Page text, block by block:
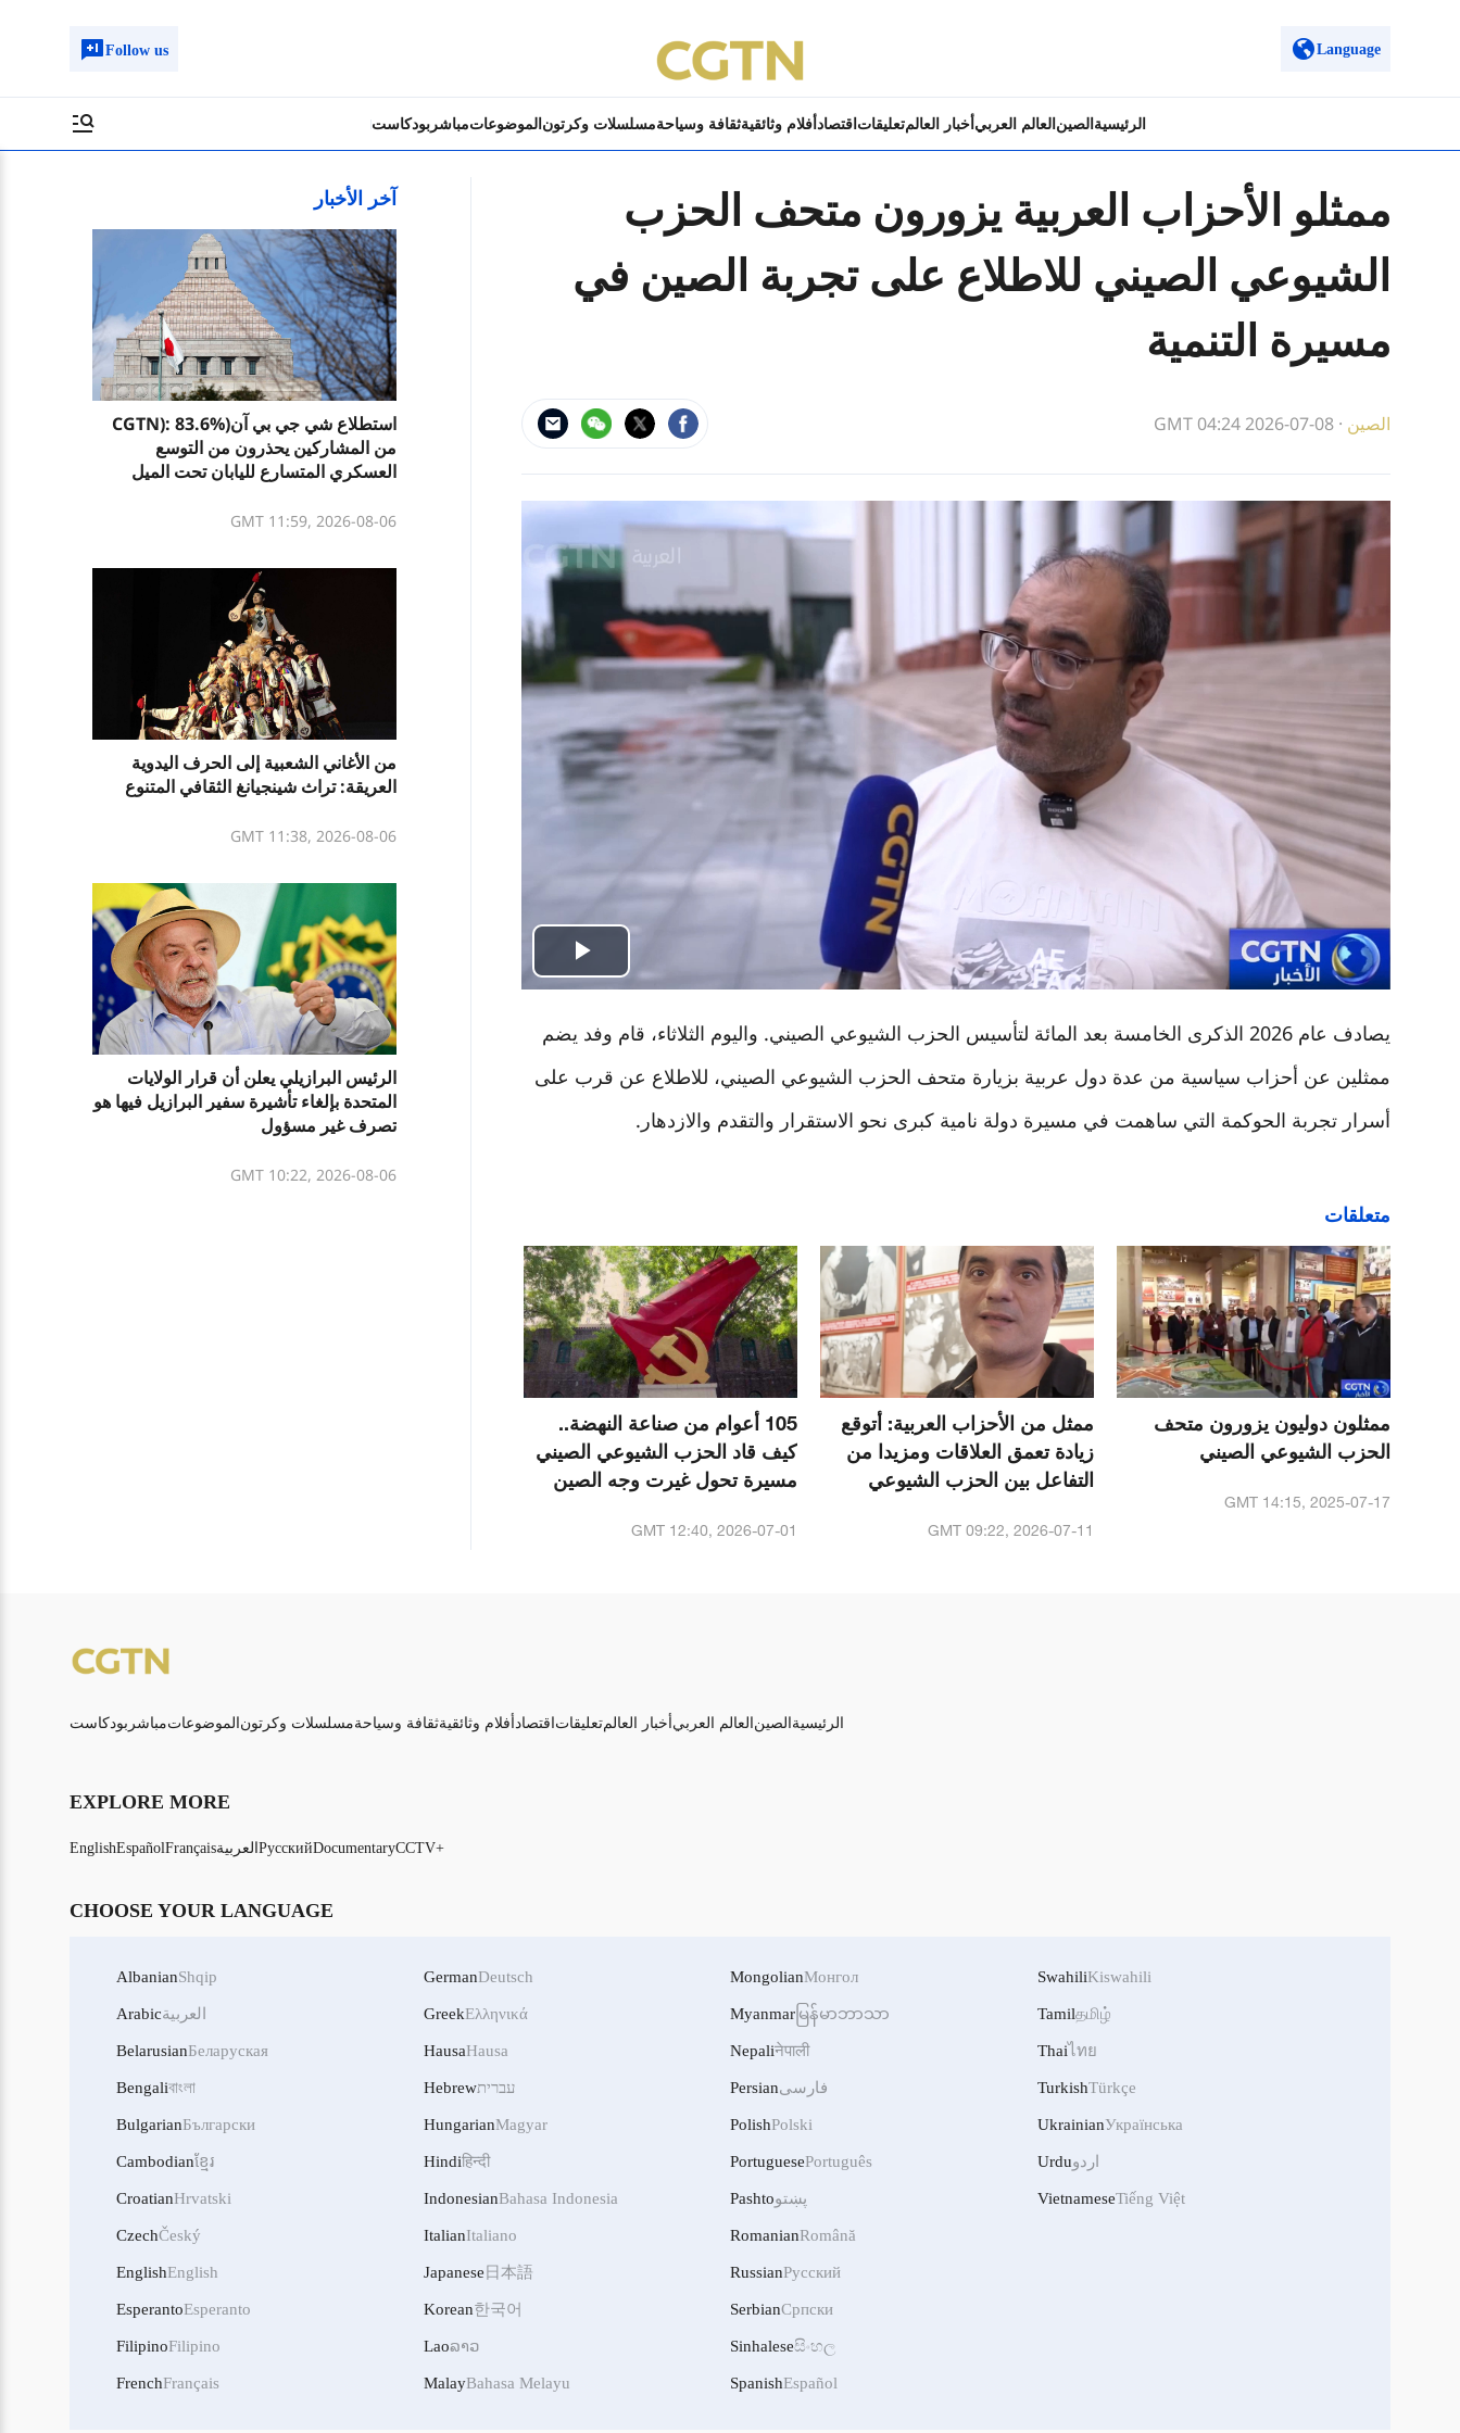
Language
Follow us
الرئيسية الصين العالم العربي أخبار العالمتعليقات اقتصاد أفلام وثائقيةثقافة وسياحةمسلسلات وكرتون الموضوعاتمباشربودكاست
ممثلو الأحزاب العربية يزورون متحف الحزب
الشيوعي الصيني للاطلاع على تجربة الصين في
مسيرة التنمية
الصين ·
GMT 04:24 2026-07-08
Play
Videoيصادف عام 2026 الذكرى الخامسة بعد المائة لتأسيس الحزب الشيوعي الصيني. واليوم الثلاثاء، قام وفد يضم
ممثلين عن أحزاب سياسية من عدة دول عربية بزيارة متحف الحزب الشيوعي الصيني، للاطلاع عن قرب على
أسرار تجربة الحوكمة التي ساهمت في مسيرة دولة نامية كبرى نحو الاستقرار والتقدم والازدهار.
متعلقات
ممثلون دوليون يزورون متحف
الحزب الشيوعي الصيني
GMT 14:15, 2025-07-17
ممثل من الأحزاب العربية: أتوقع
زيادة تعمق العلاقات ومزيدا من
التفاعل بين الحزب الشيوعي
GMT 09:22, 2026-07-11
105 أعوام من صناعة النهضة..
كيف قاد الحزب الشيوعي الصيني
مسيرة تحول غيرت وجه الصين
GMT 12:40, 2026-07-01
آخر الأخبار
استطلاع شي جي بي آن(CGTN): 83.6%
من المشاركين يحذرون من التوسع
العسكري المتسارع لليابان تحت الميل
GMT 11:59, 2026-08-06
من الأغاني الشعبية إلى الحرف اليدوية
العريقة: تراث شينجيانغ الثقافي المتنوع
GMT 11:38, 2026-08-06
الرئيس البرازيلي يعلن أن قرار الولايات
المتحدة بإلغاء تأشيرة سفير البرازيل فيها هو
تصرف غير مسؤول
GMT 10:22, 2026-08-06
بودكاست مباشرالموضوعات مسلسلات وكرتونثقافة وسياحةأفلام وثائقية اقتصاد تعليقاتأخبار العالم العالم العربي الصين الرئيسية
EXPLORE MORE
EnglishEspañolFrançaisالعربية РусскийDocumentaryCCTV+
CHOOSE YOUR LANGUAGE
AlbanianShqip
Arabicالعربية
BelarusianБеларуская
Bengaliবাংলা
BulgarianБългарски
Cambodianខ្មែរ
CroatianHrvatski
CzechČeský
EnglishEnglish
EsperantoEsperanto
FilipinoFilipino
FrenchFrançais
GermanDeutsch
GreekΕλληνικά
HausaHausa
Hebrewעברית
HungarianMagyar
Hindiहिन्दी
IndonesianBahasa Indonesia
ItalianItaliano
Japanese 日本語
Korean한국어
Laoລາວ
MalayBahasa Melayu
MongolianМонгол
Myanmar မြန်မာဘာသာ
Nepaliनेपाली
Persianفارسی
PolishPolski
PortuguesePortuguês
Pashtoپښتو
RomanianRomână
RussianРусский
SerbianСрпски
Sinhaleseසිංහල
SpanishEspañol
SwahiliKiswahili
Tamilதமிழ்
Thaiไทย
TurkishTürkçe
UkrainianУкраїнська
Urduاردو
VietnameseTiếng Việt